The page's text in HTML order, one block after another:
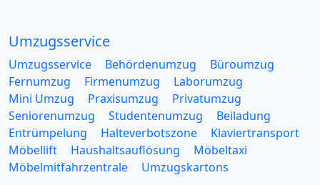
Umzugsservice
Umzugsservice Behördenumzug
Büroumzug
Fernumzug
Firmenumzug
Laborumzug
Mini Umzug
Praxisumzug
Privatumzug
Seniorenumzug
Studentenumzug
Beiladung
Entrümpelung
Halteverbotszone
Klaviertransport
Möbellift
Haushaltsauflösung
Möbeltaxi
Möbelmitfahrzentrale
Umzugskartons